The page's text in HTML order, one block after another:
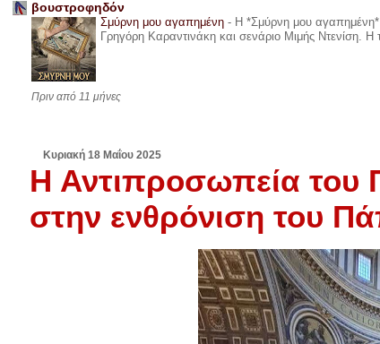
βουστροφηδόν
Σμύρνη μου αγαπημένη - Η *Σμύρνη μου αγαπημένη*
Γρηγόρη Καραντινάκη και σενάριο Μιμής Ντενίση. Η
Πριν από 11 μήνες
Κυριακή 18 Μαΐου 2025
Η Αντιπροσωπεία του
στην ενθρόνιση του